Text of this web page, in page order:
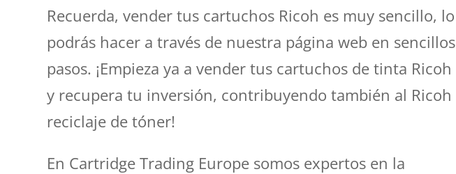
Recuerda, vender tus cartuchos Ricoh es muy sencillo, lo
podrás hacer a través de nuestra página web en sencillos
pasos. ¡Empieza ya a vender tus cartuchos de tinta Ricoh
y recupera tu inversión, contribuyendo también al Ricoh
reciclaje de tóner!
En Cartridge Trading Europe somos expertos en la